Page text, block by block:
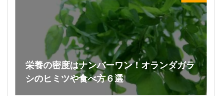
栄養の密度はナンバーワン！オランダガラ
シのヒミツや食べ方６選